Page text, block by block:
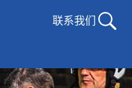
联系我们